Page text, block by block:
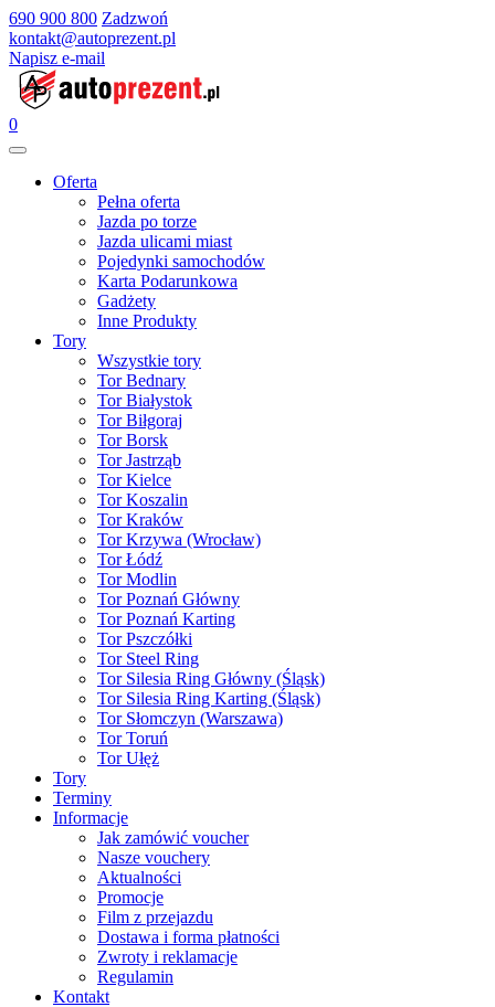
690 900 800 Zadzwoń
kontakt@autoprezent.pl
Napisz e-mail
0
Oferta
Pełna oferta
Jazda po torze
Jazda ulicami miast
Pojedynki samochodów
Karta Podarunkowa
Gadżety
Inne Produkty
Tory
Wszystkie tory
Tor Bednary
Tor Białystok
Tor Biłgoraj
Tor Borsk
Tor Jastrząb
Tor Kielce
Tor Koszalin
Tor Kraków
Tor Krzywa (Wrocław)
Tor Łódź
Tor Modlin
Tor Poznań Główny
Tor Poznań Karting
Tor Pszczółki
Tor Steel Ring
Tor Silesia Ring Główny (Śląsk)
Tor Silesia Ring Karting (Śląsk)
Tor Słomczyn (Warszawa)
Tor Toruń
Tor Ułęż
Tory
Terminy
Informacje
Jak zamówić voucher
Nasze vouchery
Aktualności
Promocje
Film z przejazdu
Dostawa i forma płatności
Zwroty i reklamacje
Regulamin
Kontakt